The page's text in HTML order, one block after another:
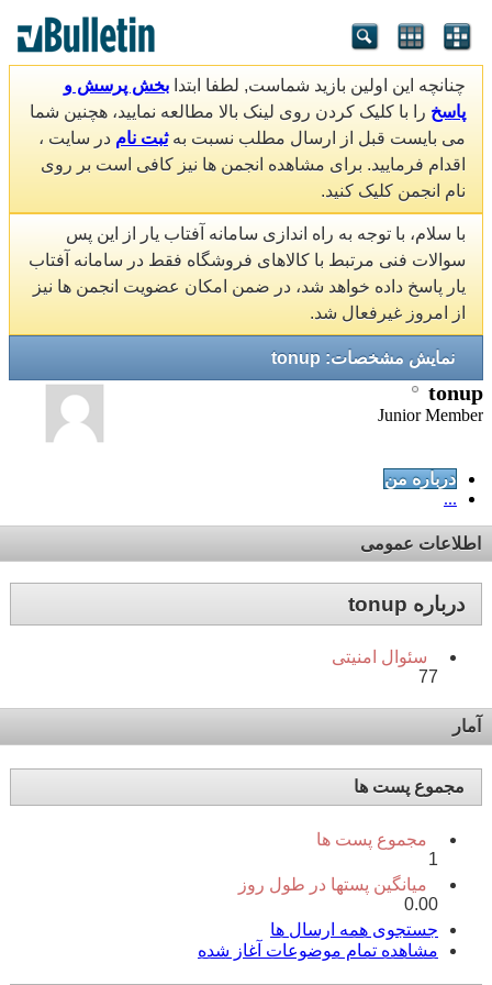
چنانچه این اولین بازید شماست, لطفا ابتدا بخش پرسش و
پاسخ را با کلیک کردن روی لینک بالا مطالعه نمایید، هچنین شما
می بایست قبل از ارسال مطلب نسبت بهثبت نام در سایت ،
اقدام فرمایید. برای مشاهده انجمن ها نیز کافی است بر روی
نام انجمن کلیک کنید.
با سلام، با توجه به راه اندازی سامانه آفتاب یار از این پس
سوالات فنی مرتبط با کالاهای فروشگاه فقط در سامانه آفتاب
یار پاسخ داده خواهد شد، در ضمن امکان عضویت انجمن ها نیز
از امروز غیرفعال شد.
نمایش مشخصات: tonup
tonup
Junior Member
درباره من
...
اطلاعات عمومی
درباره tonup
سئوال امنیتی
77
آمار
مجموع پست ها
مجموع پست ها
1
میانگین پستها در طول روز
0.00
جستجوی همه ارسال ها
مشاهده تمام موضوعات آغاز شده